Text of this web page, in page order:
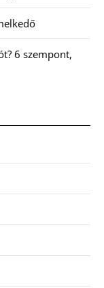
6 szempont,